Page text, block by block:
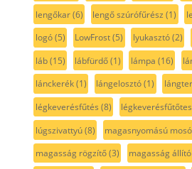
lengőkar(6) lengő szúrófűrész (1)
logó(5) LowFrost(5) lyukasztó(2)
láb(15) lábfürdő(1) lámpa (16)
lánckerék(1) lángelosztó(1)
légkeverésfűtés (8)
lúgszivattyú(8) magasnyomású mosó
magasság rögzítő(3) magasság állító